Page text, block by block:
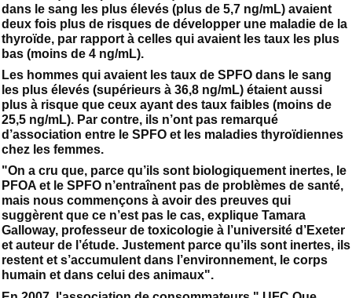
dans le sang les plus élevés (plus de 5,7 ng/mL) avaient
deux fois plus de risques de développer une maladie de la
thyroïde, par rapport à celles qui avaient les taux les plus
bas (moins de 4 ng/mL).
Les hommes qui avaient les taux de SPFO dans le sang
les plus élevés (supérieurs à 36,8 ng/mL) étaient aussi
plus à risque que ceux ayant des taux faibles (moins de
25,5 ng/mL). Par contre, ils n’ont pas remarqué
d’association entre le SPFO et les maladies thyroïdiennes
chez les femmes.
"On a cru que, parce qu’ils sont biologiquement inertes, le
PFOA et le SPFO n’entraînent pas de problèmes de santé,
mais nous commençons à avoir des preuves qui
suggèrent que ce n’est pas le cas, explique Tamara
Galloway, professeur de toxicologie à l’université d’Exeter
et auteur de l’étude. Justement parce qu’ils sont inertes, ils
restent et s’accumulent dans l’environnement, le corps
humain et dans celui des animaux".